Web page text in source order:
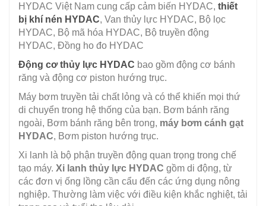
HYDAC Việt Nam cung cấp cảm biến HYDAC, thiết
bị khí nén HYDAC, Van thủy lực HYDAC, Bộ lọc
HYDAC, Bộ mã hóa HYDAC, Bộ truyền động
HYDAC, Đồng ho đo HYDAC
Động cơ thủy lực HYDAC bao gồm động cơ bánh
răng và động cơ piston hướng trục.
Máy bơm truyền tải chất lỏng và có thể khiến mọi thứ
di chuyển trong hệ thống của bạn. Bơm bánh răng
ngoài, Bơm bánh răng bên trong, máy bơm cánh gạt
HYDAC, Bơm piston hướng trục.
Xi lanh là bộ phận truyền động quan trọng trong chế
tạo máy. Xi lanh thủy lực HYDAC gồm di động, từ
các đơn vị ống lồng cần cẩu đến các ứng dụng nông
nghiệp. Thường làm việc với điều kiện khắc nghiệt, tải